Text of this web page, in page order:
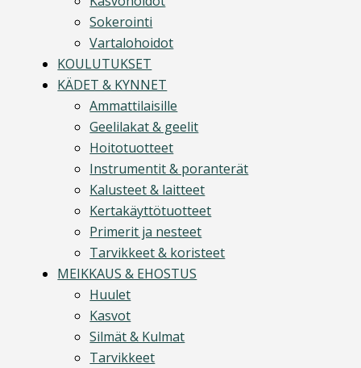
Sokerointi
Vartalohoidot
KOULUTUKSET
KÄDET & KYNNET
Ammattilaisille
Geelilakat & geelit
Hoitotuotteet
Instrumentit & poranterät
Kalusteet & laitteet
Kertakäyttötuotteet
Primerit ja nesteet
Tarvikkeet & koristeet
MEIKKAUS & EHOSTUS
Huulet
Kasvot
Silmät & Kulmat
Tarvikkeet